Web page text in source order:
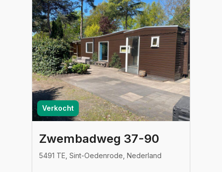
Verkocht
Zwembadweg 37-90
5491 TE, Sint-Oedenrode, Nederland